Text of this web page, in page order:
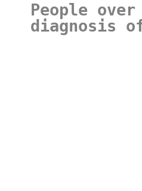
People
diagnosis